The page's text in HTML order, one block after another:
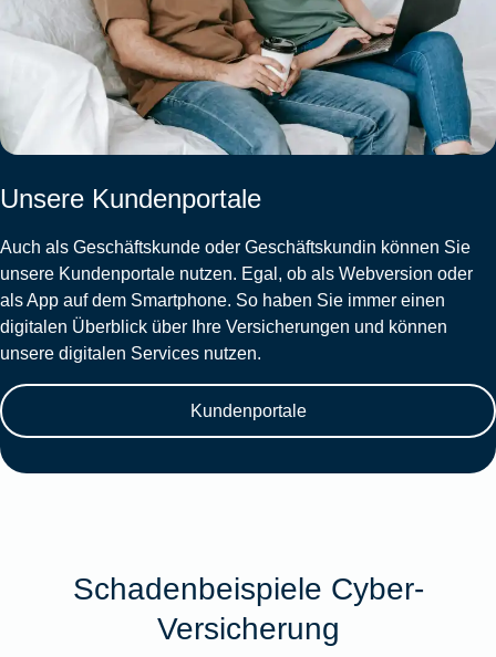
Unsere Kundenportale
Auch als Geschäftskunde oder Geschäftskundin können Sie
unsere Kundenportale nutzen. Egal, ob als Webversion oder
als App auf dem Smartphone. So haben Sie immer einen
digitalen Überblick über Ihre Versicherungen und können
unsere digitalen Services nutzen.
Kundenportale
Schadenbeispiele Cyber-
Versicherung